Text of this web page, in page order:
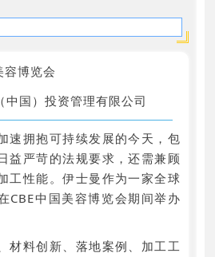
容博览会
中国）投资管理有限公司
速拥抱可持续发展的今天，包
益严苛的法规要求，还需兼顾
工性能。伊士曼作为一家全球
CBE中国美容博览会期间举办
材料创新、落地案例、加工工